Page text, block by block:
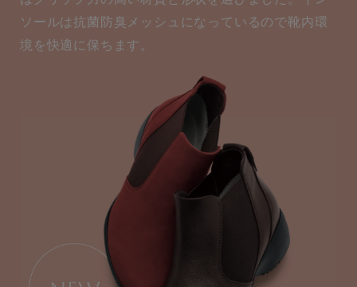
ソールは抗菌防臭メッシュになっているので靴内環
境を快適に保ちます。